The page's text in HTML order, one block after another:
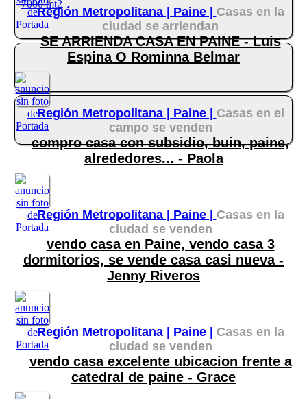
Región Metropolitana | Paine | Casas en la
ciudad se arriendan
SE ARRIENDA CASA EN PAINE - Luis
Espina O Rominna Belmar
Región Metropolitana | Paine | Casas en el
campo se venden
compro casa con subsidio, buin, paine,
alrededores... - Paola
Región Metropolitana | Paine | Casas en la
ciudad se venden
vendo casa en Paine, vendo casa 3
dormitorios, se vende casa casi nueva -
Jenny Riveros
Región Metropolitana | Paine | Casas en la
ciudad se venden
vendo casa excelente ubicacion frente a
catedral de paine - Grace